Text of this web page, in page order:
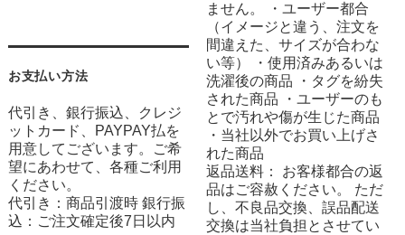
お支払い方法
代引き、銀行振込、クレジ
ットカード、PAYPAY払を
用意してございます。ご希
望にあわせて、各種ご利用
ください。
代引き：商品引渡時 銀行振
込：ご注文確定後7日以内
ません。 ・ユーザー都合
（イメージと違う、注文を
間違えた、サイズが合わな
い等） ・使用済みあるいは
洗濯後の商品 ・タグを紛失
された商品 ・ユーザーのも
とで汚れや傷が生じた商品
・当社以外でお買い上げさ
れた商品
返品送料： お客様都合の返
品はご容赦ください。 ただ
し、不良品交換、誤品配送
交換は当社負担とさせてい